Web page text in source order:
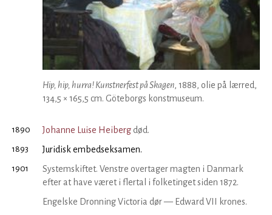
Hip, hip, hurra! Kunstnerfest på Skagen, 1888, olie på lærred,
134,5 × 165,5 cm. Göteborgs konstmuseum.
1890 Johanne Luise Heiberg død.
1893 Juridisk embedseksamen.
1901
Systemskiftet. Venstre overtager magten i Danmark
efter at have været i flertal i folketinget siden 1872.
Engelske Dronning Victoria dør — Edward VII krones.